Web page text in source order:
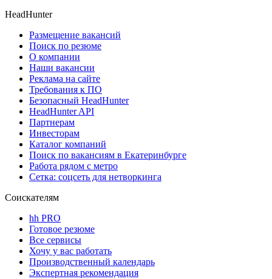
HeadHunter
Размещение вакансий
Поиск по резюме
О компании
Наши вакансии
Реклама на сайте
Требования к ПО
Безопасный HeadHunter
HeadHunter API
Партнерам
Инвесторам
Каталог компаний
Поиск по вакансиям в Екатеринбурге
Работа рядом с метро
Сетка: соцсеть для нетворкинга
Соискателям
hh PRO
Готовое резюме
Все сервисы
Хочу у вас работать
Производственный календарь
Экспертная рекомендация